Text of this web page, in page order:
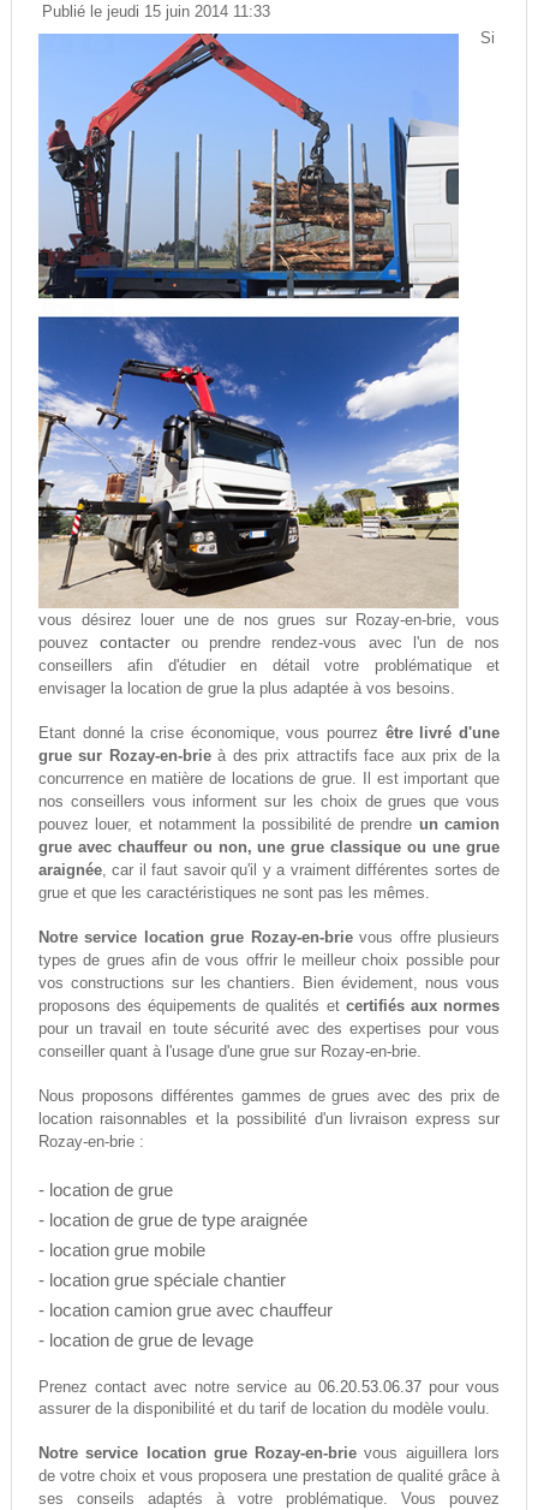
Publié le jeudi 15 juin 2014 11:33
Si
vous désirez louer une de nos grues sur Rozay-en-brie, vous
pouvezcontacter ou prendre rendez-vous avec l'un de nos
conseillers afin d'étudier en détail votre problématique et
envisager la location de grue la plus adaptée à vos besoins.
Etant donné la crise économique, vous pourrez être livré d'une
grue sur Rozay-en-brieà des prix attractifs face aux prix de la
concurrence en matière de locations de grue. Il est important que
nos conseillers vous informent sur les choix de grues que vous
pouvez louer, et notamment la possibilité de prendre un camion
grue avec chauffeur ou non, une grue classique ou une grue
araignée, car il faut savoir qu'il y a vraiment différentes sortes de
grue et que les caractéristiques ne sont pas les mêmes.
Notre service location grue Rozay-en-brievous offre plusieurs
types de grues afin de vous offrir le meilleur choix possible pour
vos constructions sur les chantiers. Bien évidement, nous vous
proposons des équipements de qualités et certifiés aux normes
pour un travail en toute sécurité avec des expertises pour vous
conseiller quant à l'usage d'une grue sur Rozay-en-brie.
Nous proposons différentes gammes de grues avec des prix de
location raisonnables et la possibilité d'un livraison express sur
Rozay-en-brie :
- location de grue
- location de grue de type araignée
- location grue mobile
- location grue spéciale chantier
- location camion grue avec chauffeur
- location de grue de levage
Prenez contact avec notre service au06.20.53.06.37 pour vous
assurer de la disponibilité et du tarif de location du modèle voulu.
Notre service location grue Rozay-en-brie vous aiguillera lors
de votre choix et vous proposera une prestation de qualité grâce à
ses conseils adaptés à votre problématique. Vous pouvez